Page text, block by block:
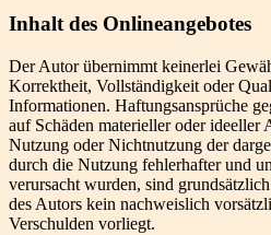
Inhalt des Onlineangebotes
Der Autor übernimmt keinerlei
Korrektheit, Vollständigkeit oder
Informationen. Haftungsansprüche
auf Schäden materieller oder ideeller
Nutzung oder Nichtnutzung der
durch die Nutzung fehlerhafter und
verursacht wurden, sind
des Autors kein nachweislich
Verschulden vorliegt.